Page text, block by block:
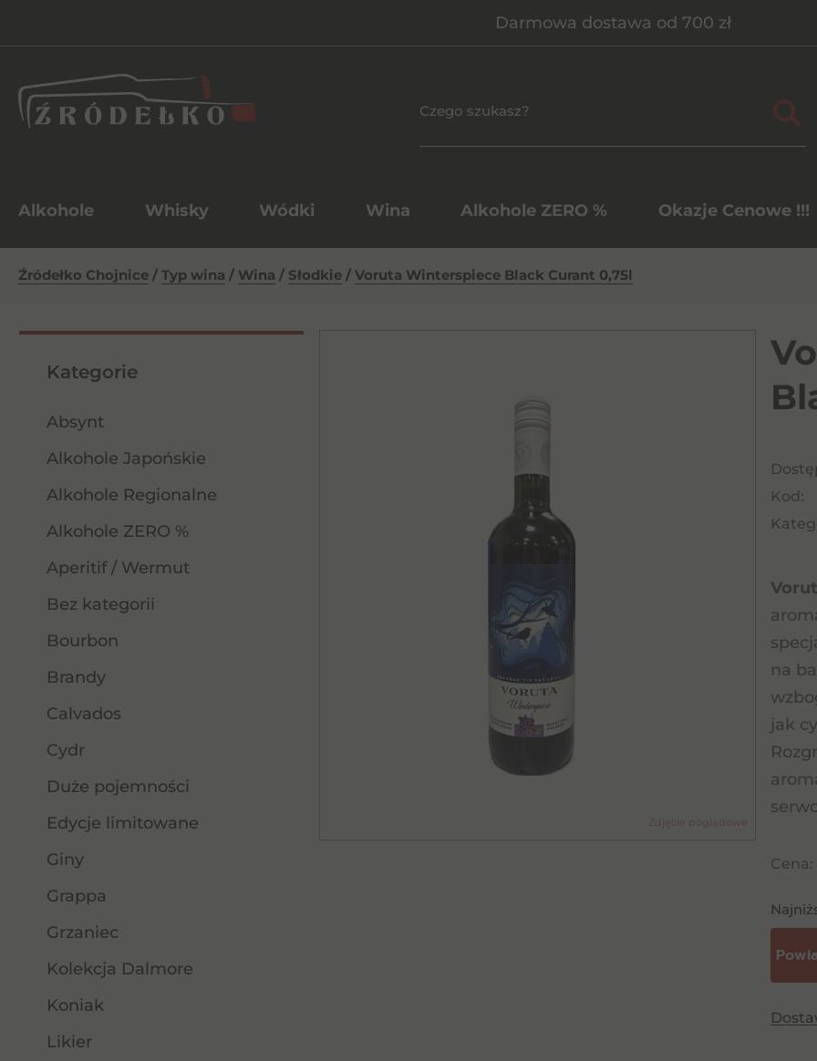
Darmowa dostawa od 700 zł
Alkohole Whisky Wódki Wina Alkohole ZERO % Okazje Cenowe !!!
Źródełko Chojnice / Typ wina / Wina / Słodkie / Voruta Winterspiece Black Curant 0,75l
Kategorie
Absynt
Alkohole Japońskie
Alkohole Regionalne
Alkohole ZERO %
Aperitif / Wermut
Bez kategorii
Bourbon
Brandy
Calvados
Cydr
Duże pojemności
Edycje limitowane
Giny
Grappa
Grzaniec
Kolekcja Dalmore
Koniak
Likier
Kod:
na
jak
Cena: